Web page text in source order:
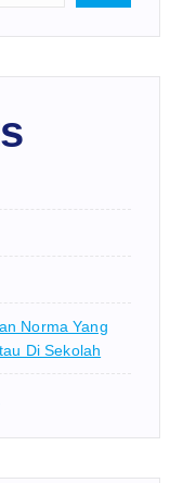
Norma Yang
Di Sekolah